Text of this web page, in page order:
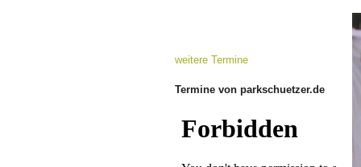
weitere Termine
Termine von parkschuetzer.de